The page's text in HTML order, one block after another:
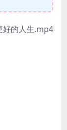
的人生.mp4